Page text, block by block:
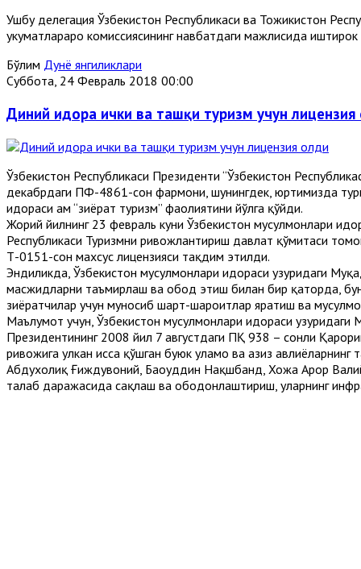
Ушбу делегация Ўзбекистон Республикаси ва Тожикистон
ҳукуматлараро комиссиясининг навбатдаги мажлисида
Бўлим Дунё янгиликлари
Суббота, 24 Февраль 2018 00:00
Диний идора ички ва ташқи туризм учун лицензия
Ўзбекистон Республикаси Президенти “Ўзбекистон
декабрдаги ПФ-4861-сон фармони, шунингдек, юртимизда
идораси ҳам “зиёрат туризм” фаолиятини йўлга қўйди.
Жорий йилнинг 23 февраль куни Ўзбекистон мусулмонлари
Республикаси Туризмни ривожлантириш давлат қўмитаси
Т-0151-сон махсус лицензияси тақдим этилди.
Эндиликда, Ўзбекистон мусулмонлари идораси ҳузуридаги
масжидларни таъмирлаш ва обод этиш билан бир қаторда,
зиёратчилар учун муносиб шарт-шароитлар яратиш ва
Маълумот учун, Ўзбекистон мусулмонлари идораси
Президентининг 2008 йил 7 августдаги ПҚ 938 – сонли
ривожига улкан ҳисса қўшган буюк уламо ва азиз
Абдухолиқ Ғиждувоний, Баҳоуддин Нақшбанд, Хожа Аҳрор
талаб даражасида сақлаш ва ободонлаштириш, уларнинг